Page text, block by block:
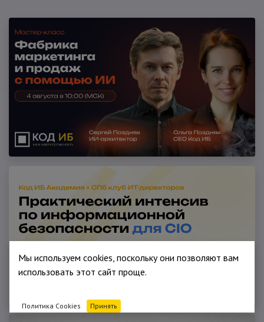
Мы используем cookies, поскольку они позволяют вам
использовать этот сайт проще.
Политика Cookies Принять